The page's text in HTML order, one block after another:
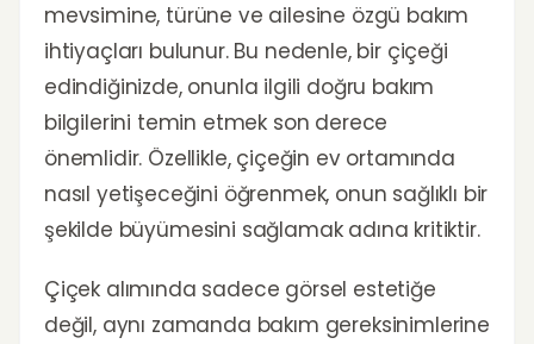
mevsimine, türüne ve ailesine özgü bakım
ihtiyaçları bulunur. Bu nedenle, bir çiçeği
edindiğinizde, onunla ilgili doğru bakım
bilgilerini temin etmek son derece
önemlidir. Özellikle, çiçeğin ev ortamında
nasıl yetişeceğini öğrenmek, onun sağlıklı bir
şekilde büyümesini sağlamak adına kritiktir.
Çiçek alımında sadece görsel estetiğe
değil, aynı zamanda bakım gereksinimlerine